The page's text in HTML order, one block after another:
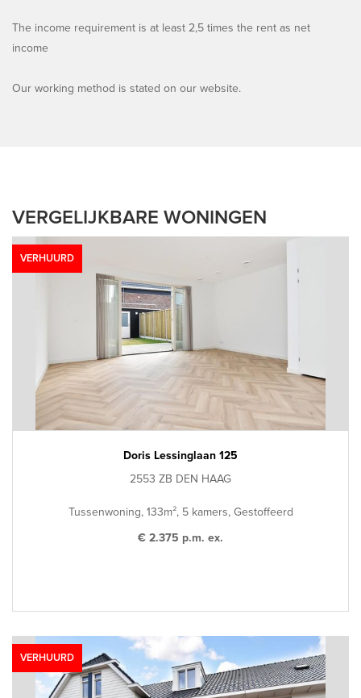
The income requirement is at least 2,5 times the rent as net
income
Our working method is stated on our website.
VERGELIJKBARE WONINGEN
VERHUURD
Doris Lessinglaan 125
2553 ZB DEN HAAG
Tussenwoning, 133m², 5 kamers, Gestoffeerd
€ 2.375 p.m. ex.
VERHUURD